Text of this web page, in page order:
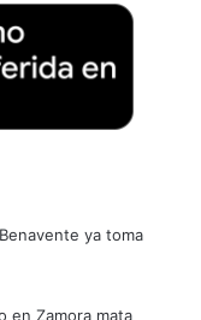
ya toma
en Zamora mata